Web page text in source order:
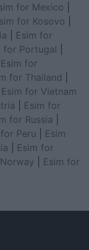
for Mexico
for Kosovo
Esim for
for Portugal
Esim for
for Thailand
Esim for Vietnam
Esim for
for Russia
Peru
Esim
Esim for
Esim for